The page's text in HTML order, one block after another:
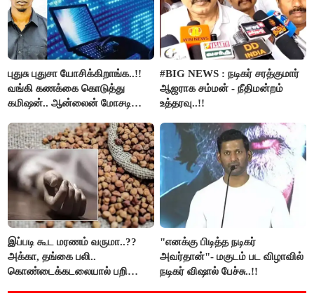
புதுசு புதுசா யோசிக்கிறாங்க..!!
வங்கி கணக்கை கொடுத்து
கமிஷன்.. ஆன்லைன் மோசடி
கைது..!!
#BIG NEWS : நடிகர் சரத்குமார்
ஆஜராக சம்மன் - நீதிமன்றம்
உத்தரவு..!!
இப்படி கூட மரணம் வருமா..??
அக்கா, தங்கை பலி..
கொண்டைக்கடலையால் பறிபோன
"எனக்கு பிடித்த நடிகர்
அவர்தான்"- மகுடம் பட விழாவில்
நடிகர் விஷால் பேச்சு..!!